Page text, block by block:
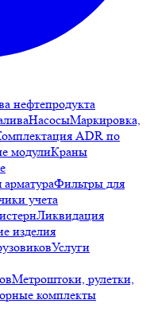
нефтепродукта
НасосыМаркировка,
ADR по
модулиКраны
Фильтры для
учета
Ликвидация
изделия
Услуги
Метроштоки, рулетки,
комплекты